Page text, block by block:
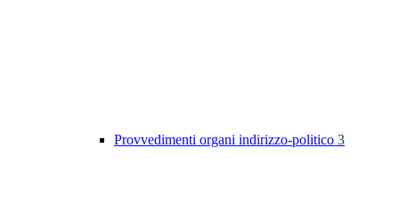
Provvedimenti organi indirizzo-politico 3